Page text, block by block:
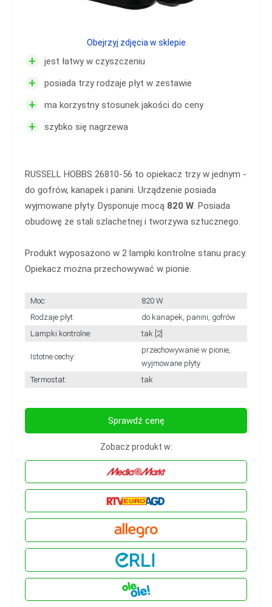
+ jest łatwy w czyszczeniu
+ posiada trzy rodzaje płyt w zestawie
+ ma korzystny stosunek jakości do ceny
+ szybko się nagrzewa
RUSSELL HOBBS 26810-56 to opiekacz trzy w jednym -
do gofrów, kanapek i panini. Urządzenie posiada
wyjmowane płyty. Dysponuje mocą 820 W. Posiada
obudowę ze stali szlachetnej i tworzywa sztucznego.
Produkt wyposażono w 2 lampki kontrolne stanu pracy.
Opiekacz można przechowywać w pionie.
Moc:
820 W
Rodzaje płyt:
do kanapek, panini, gofrów
Lampki kontrolne:
tak [2]
Istotne cechy:
przechowywanie w pionie,
wyjmowane płyty
Termostat:
tak
Obejrzyj zdjęcia w sklepie
Sprawdź cenę
Zobacz produkt w: